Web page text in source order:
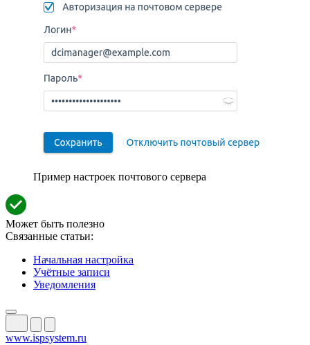
Пример настроек почтового сервера
Может быть полезно
Связанные статьи:
Начальная настройка
Учётные записи
Уведомления
www.ispsystem.ru